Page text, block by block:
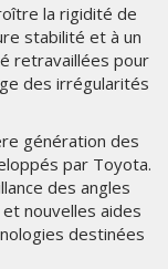
la rigidité de
stabilité et à un
retravaillées pour
des irrégularités
génération des
par Toyota.
des angles
nouvelles aides
destinées